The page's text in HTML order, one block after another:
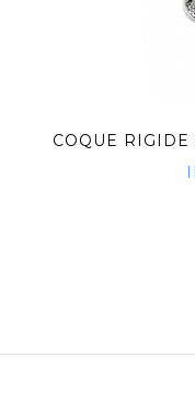
COQUE